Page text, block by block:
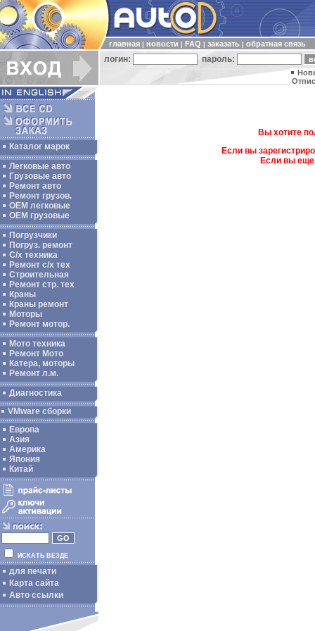
главная новости FAQ заказать обратная связь
логин: пароль:
Каталог марок
Легковые авто
Грузовые авто
Ремонт авто
Ремонт грузов.
ОЕМ легковые
OEM грузовые
Погрузчики
Погруз. ремонт
С/х техника
Ремонт с/х тех
Строительная
Ремонт стр. тех
Краны
Краны ремонт
Моторы
Ремонт мотор.
Мото техника
Ремонт Мото
Катера, моторы
Ремонт л.м.
Диагностика
VMware сборки
Европа
Азия
Америка
Япония
Китай
ИСКАТЬ ВЕЗДЕ
для печати
Карта сайта
Авто ссылки
Вы хотите
Если вы
Если вы еще